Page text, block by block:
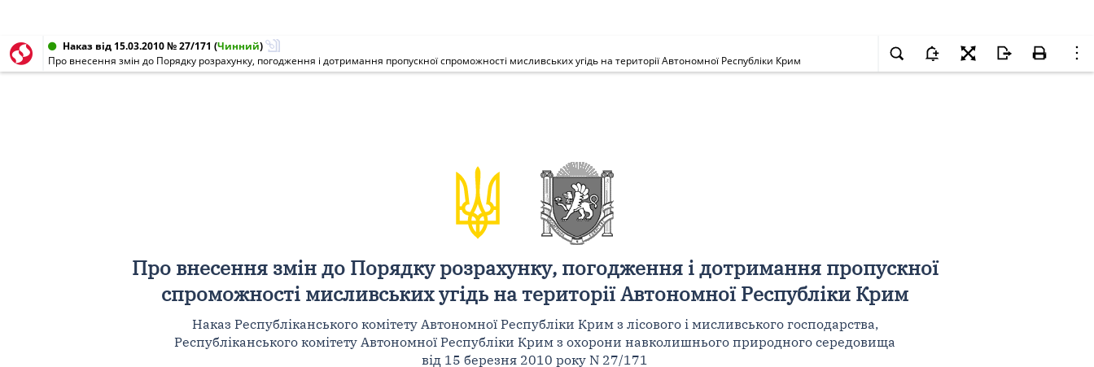
Наказ від 15.03.2010 № 27/171 (Чинний)
Про внесення змін до Порядку розрахунку, погодження і дотримання пропускної спроможності мисливських угідь на території Автономної Республіки Крим
Про внесення змін до Порядку розрахунку, погодження і дотримання пропускної
спроможності мисливських угідь на території Автономної Республіки Крим
Наказ Республіканського комітету Автономної Республіки Крим з лісового і мисливського господарства,
Республіканського комітету Автономної Республіки Крим з охорони навколишнього природного середовища
від 15 березня 2010 року N 27/171